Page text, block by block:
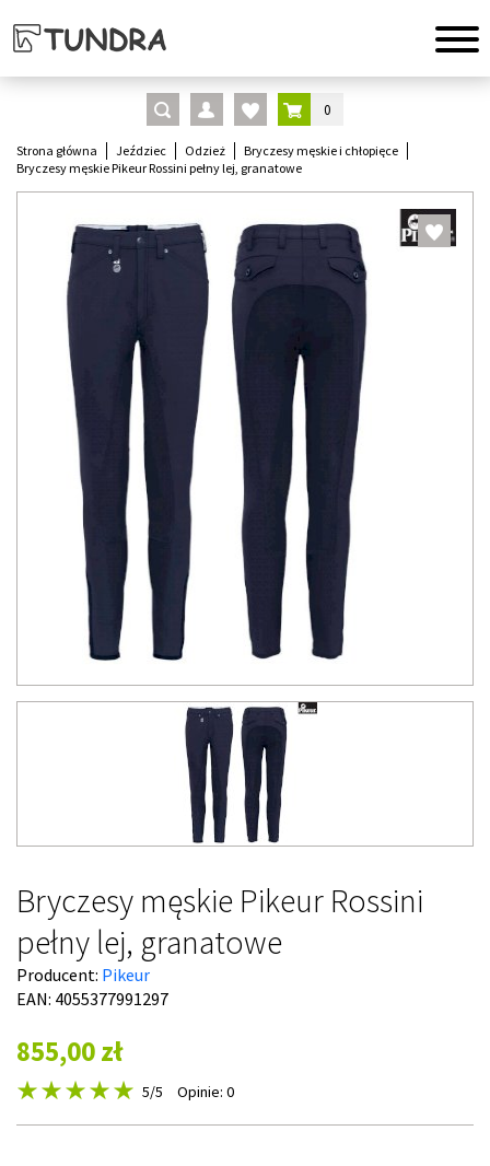
0
Strona główna Jeździec Odzież
Bryczesy męskie i chłopięce
Bryczesy męskie Pikeur Rossini pełny lej, granatowe
Bryczesy męskie Pikeur Rossini
pełny lej, granatowe
Producent: Pikeur
EAN: 4055377991297
855,00 zł
5/5 Opinie: 0